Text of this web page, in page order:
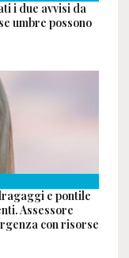
i due avvisi da
umbre possono
e pontile
Assessore
con risorse